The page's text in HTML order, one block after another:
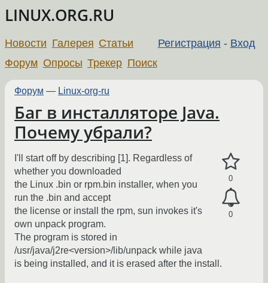
LINUX.ORG.RU
Регистрация - Вход
Новости Галерея Статьи
Форум Опросы Трекер Поиск
Форум — Linux-org-ru
Баг в инсталляторе Java.
Почему убрали?
0
0
I'll start off by describing [1]. Regardless of
whether you downloaded
the Linux .bin or rpm.bin installer, when you
run the .bin and accept
the license or install the rpm, sun invokes it's
own unpack program.
The program is stored in
/usr/java/j2re<version>/lib/unpack while java
is being installed, and it is erased after the install.